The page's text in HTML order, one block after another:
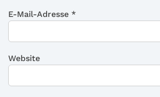
E-Mail-Adresse *
Website